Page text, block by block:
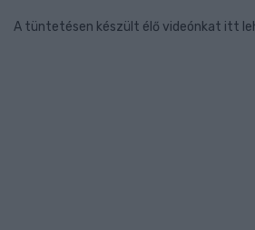
A tüntetésen készült élő videónkat itt